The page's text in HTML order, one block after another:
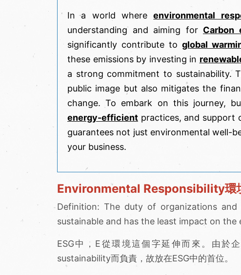
In a world whereenvironmental
understanding and aiming for Carbon
significantly contribute to global
these emissions by investing in
a strong commitment to sustainability.
public image but also mitigates the
change. To embark on this journey,
energy-efficient practices, and support
guarantees not just environmental well-
your business.
Environmental Responsibility環
Definition: The duty of organizations
sustainable and has the least impact on the
ESG中，E從環境這個字延伸而來。由於
sustainability而負責，故放在ESG中的首位。